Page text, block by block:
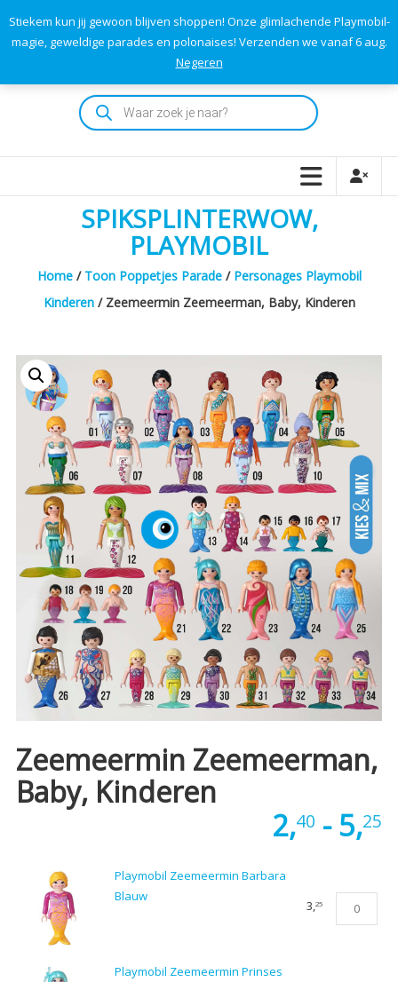
Stiekem kun jij gewoon blijven shoppen! Onze glimlachende Playmobil-
magie, geweldige parades en polonaises! Verzenden we vanaf 6 aug.
Negeren
content
Playmodok
Tweedehands
dromen
voor
iedereen
TOTAAL
Producten
zoeken
SPIKSPLINTERWOW,
PLAYMOBIL
Home/ Toon Poppetjes Parade/ Personages Playmobil
Kinderen/ Zeemeermin Zeemeerman, Baby, Kinderen
Zeemeermin Zeemeerman,
Baby, Kinderen
2,40 - 5,25
Playmobil
Playmobil Zeemeermin Barbara
Blauw
3,25
Playmobil Zeemeermin Prinses